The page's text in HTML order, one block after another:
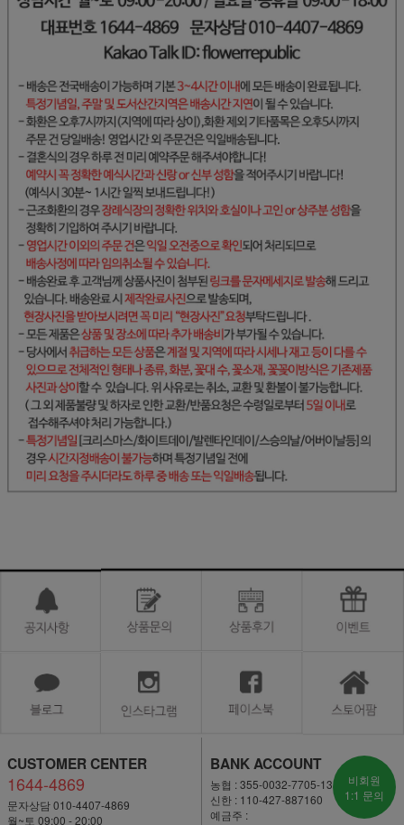
CUSTOMER CENTER
1644-4869
문자상담 010-4407-4869
월~토 09:00 - 20:00
BANK ACCOUNT
농협 : 355-0032-7705-13
신한 : 110-427-887160
예금주 :
비회원
1:1 문의